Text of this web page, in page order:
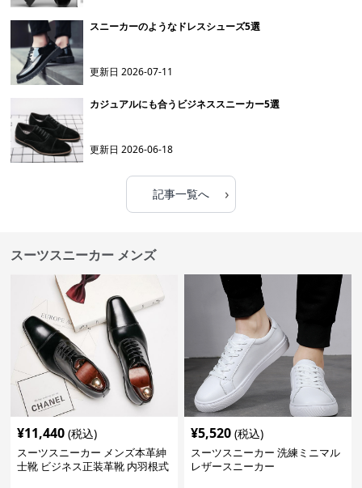
スニーカーのようなドレスシューズ5選
更新日2026-07-11
カジュアルにも合うビジネススニーカー5選
更新日2026-06-18
記事一覧へ ›
スーツスニーカー メンズ
¥11,440 (税込)
スーツスニーカー メンズ本革紳
士靴 ビジネス正装革靴 内羽根式
¥5,520 (税込)
スーツスニーカー 洗練ミニマル
レザースニーカー